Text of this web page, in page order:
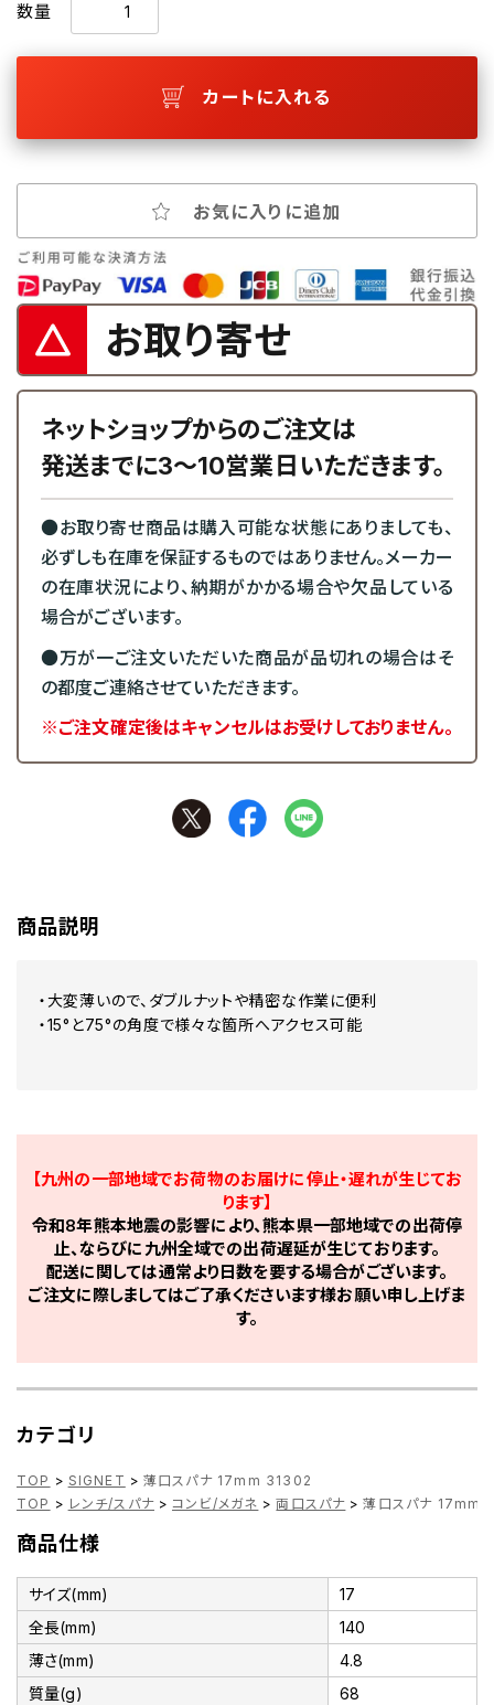
数量
カートに入れる
お気に入りに追加
お取り寄せ
ネットショップからのご注文は
発送までに3～10営業日いただきます。
●お取り寄せ商品は購入可能な状態にありましても、
必ずしも在庫を保証するものではありません。メーカー
の在庫状況により、納期がかかる場合や欠品している
場合がございます。
●万が一ご注文いただいた商品が品切れの場合はそ
の都度ご連絡させていただきます。
※ご注文確定後はキャンセルはお受けしておりません。
商品説明
・大変薄いので、ダブルナットや精密な作業に便利
・15°と75°の角度で様々な箇所へアクセス可能
【九州の一部地域でお荷物のお届けに停止・遅れが生じてお
ります】
令和8年熊本地震の影響により、熊本県一部地域での出荷停
止、ならびに九州全域での出荷遅延が生じております。
配送に関しては通常より日数を要する場合がございます。
ご注文に際しましてはご了承くださいます様お願い申し上げま
す。
カテゴリ
TOP > SIGNET > 薄口スパナ 17mm 31302
TOP > レンチ/スパナ > コンビ/メガネ > 両口スパナ > 薄口スパナ 17mm
商品仕様
サイズ(mm)
17
全長(mm)
140
薄さ(mm)
4.8
質量(g)
68